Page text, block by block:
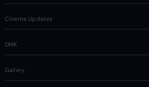
Cinema Updates
DMK
Gallery